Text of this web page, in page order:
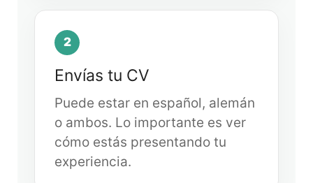
2
Envías tu CV
Puede estar en español, alemán
o ambos. Lo importante es ver
cómo estás presentando tu
experiencia.